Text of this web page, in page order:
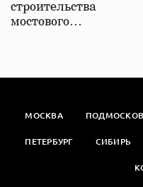
строительства
мостового…
МОСКВА
ПЕТЕРБУРГ СИБИРЬ